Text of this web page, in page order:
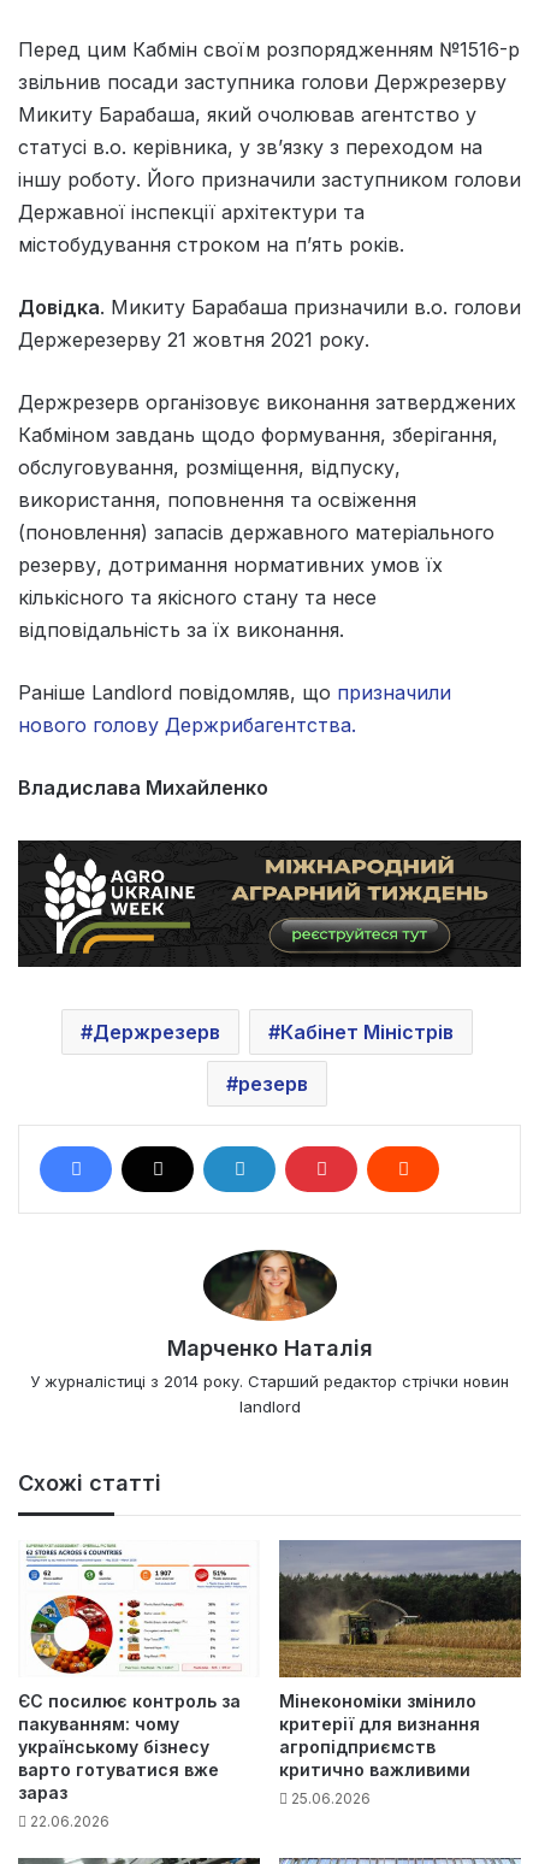
Перед цим Кабмін своїм розпорядженням №1516-р
звільнив посади заступника голови Держрезерву
Микиту Барабаша, який очолював агентство у
статусі в.о. керівника, у зв’язку з переходом на
іншу роботу. Його призначили заступником голови
Державної інспекції архітектури та
містобудування строком на п’ять років.
Довідка. Микиту Барабаша призначили в.о. голови
Держерезерву 21 жовтня 2021 року.
Держрезерв організовує виконання затверджених
Кабміном завдань щодо формування, зберігання,
обслуговування, розміщення, відпуску,
використання, поповнення та освіження
(поновлення) запасів державного матеріального
резерву, дотримання нормативних умов їх
кількісного та якісного стану та несе
відповідальність за їх виконання.
Раніше Landlord повідомляв, що призначили
нового голову Держрибагентства.
Владислава Михайленко
Держрезерв Кабінет Міністрів
резерв
Марченко Наталія
У журналістиці з 2014 року. Старший редактор стрічки новин
landlord
Схожі статті
ЄС посилює контроль за
пакуванням: чому
українському бізнесу
варто готуватися вже
зараз
22.06.2026
Мінекономіки змінило
критерії для визнання
агропідприємств
критично важливими
25.06.2026